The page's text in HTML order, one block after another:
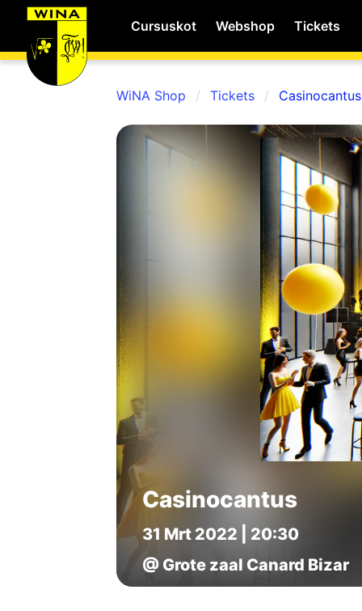
Cursuskot Webshop Tickets
WiNA MyWiNA
Home
Schachten
WiNA Shop Tickets Casinocantus
Casinocantus
31 Mrt 2022 | 20:30
@ Grote zaal Canard Bizar